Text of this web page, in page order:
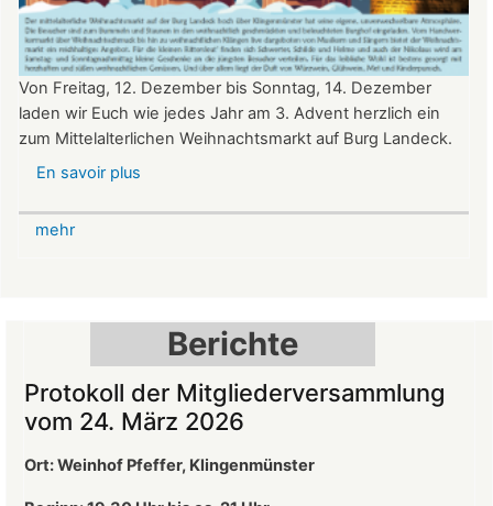
Von Freitag, 12. Dezember bis Sonntag, 14. Dezember
laden wir Euch wie jedes Jahr am 3. Advent herzlich ein
zum Mittelalterlichen Weihnachtsmarkt auf Burg Landeck.
En savoir plus
Landeck
mehr
Berichte
Protokoll der Mitgliederversammlung
vom 24. März 2026
Ort: Weinhof Pfeffer, Klingenmünster